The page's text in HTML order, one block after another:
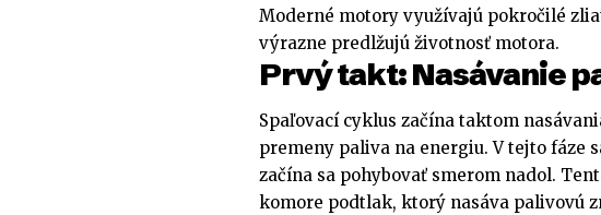
Moderné motory využívajú pokročilé
výrazne predlžujú životnosť motora.
Prvý takt: Nasávanie
Spaľovací cyklus začína taktom
premeny paliva na energiu. V tejto fáze
začína sa pohybovať smerom nadol.
komore podtlak, ktorý nasáva palivovú